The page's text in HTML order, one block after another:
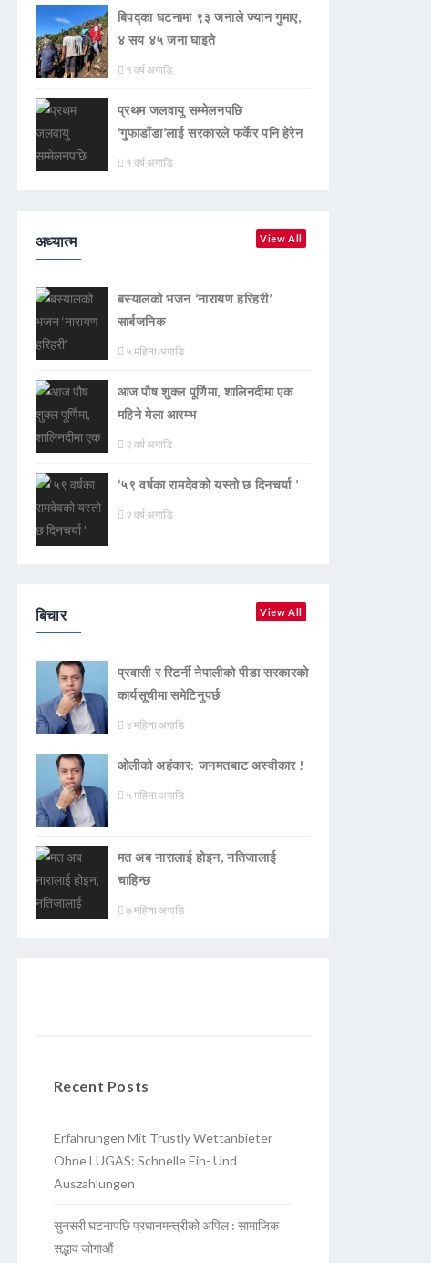
बिपद्का घटनामा ९३ जनाले ज्यान गुमाए,
४ सय ४५ जना घाइते
१ वर्ष अगाडि
प्रथम जलवायु सम्मेलनपछि
‘गुफाडाँडा’लाई सरकारले फर्केर पनि हेरेन
१ वर्ष अगाडि
अध्यात्म View All
बस्यालको भजन ‘नारायण हरिहरी’
सार्बजनिक
५ महिना अगाडि
आज पौष शुक्ल पूर्णिमा, शालिनदीमा एक
महिने मेला आरम्भ
२ वर्ष अगाडि
‘५९ वर्षका रामदेवकाे यस्ताे छ दिनचर्या ’
२ वर्ष अगाडि
बिचार View All
प्रवासी र रिटर्नी नेपालीको पीडा सरकारको
कार्यसूचीमा समेटिनुपर्छ
४ महिना अगाडि
ओलीको अहंकार: जनमतबाट अस्वीकार !
५ महिना अगाडि
मत अब नारालाई होइन, नतिजालाई
चाहिन्छ
७ महिना अगाडि
Recent Posts
Erfahrungen Mit Trustly Wettanbieter
Ohne LUGAS: Schnelle Ein- Und
Auszahlungen
सुनसरी घटनापछि प्रधानमन्त्रीको अपिल : सामाजिक
सद्भाव जोगाऔं